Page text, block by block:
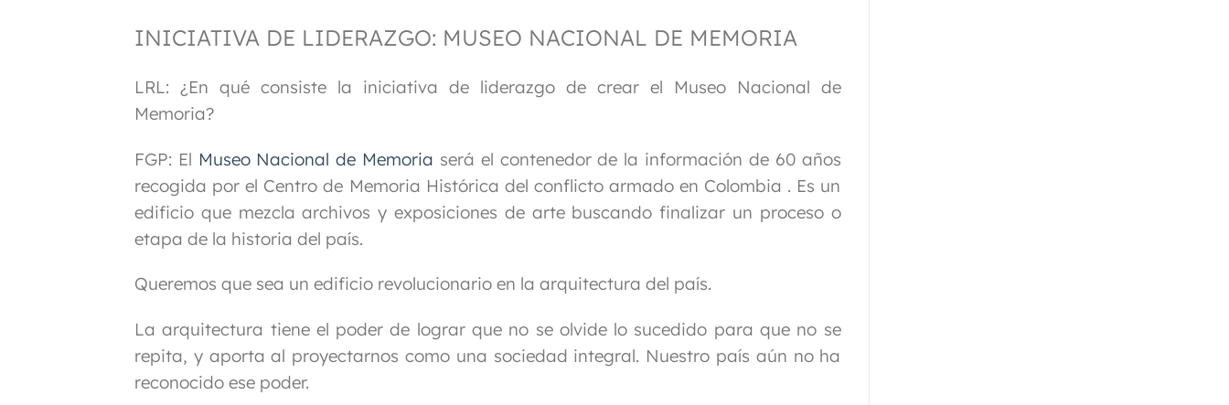
INICIATIVA DE LIDERAZGO: MUSEO NACIONAL DE MEMORIA
LRL: ¿En qué consiste la iniciativa de liderazgo de crear el Museo Nacional de
Memoria?
FGP: El Museo Nacional de Memoria será el contenedor de la información de 60 años
recogida por el Centro de Memoria Histórica del conflicto armado en Colombia . Es un
edificio que mezcla archivos y exposiciones de arte buscando finalizar un proceso o
etapa de la historia del país.
Queremos que sea un edificio revolucionario en la arquitectura del país.
La arquitectura tiene el poder de lograr que no se olvide lo sucedido para que no se
repita, y aporta al proyectarnos como una sociedad integral. Nuestro país aún no ha
reconocido ese poder.